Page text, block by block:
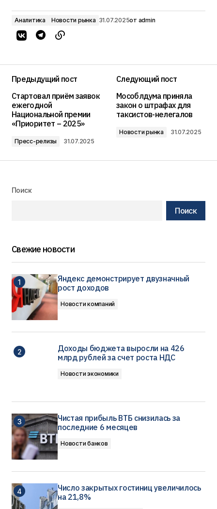
Аналитика Новости рынка 31.07.2025от admin
Предыдущий пост
Стартовал приём заявок
ежегодной
Национальной премии
«Приоритет – 2025»
Пресс-релизы 31.07.2025
Следующий пост
Мособлдума приняла
закон о штрафах для
таксистов-нелегалов
Новости рынка 31.07.2025
Поиск
Поиск
Свежие новости
Яндекс демонстрирует двузначный
рост доходов
Новости компаний
Доходы бюджета выросли на 426
млрд рублей за счет роста НДС
Новости экономики
Чистая прибыль ВТБ снизилась за
последние 6 месяцев
Новости банков
Число закрытых гостиниц увеличилось
на 21,8%